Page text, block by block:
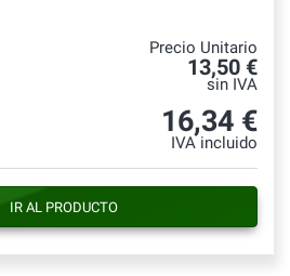
Precio Unitario
13,50 €
sin IVA
16,34 €
IVA incluido
IR AL PRODUCTO